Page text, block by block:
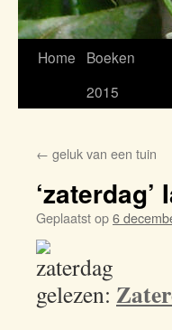
Spring
Home
Boeken
2015
← geluk van een tuin
‘zaterdag’
Geplaatst op6
gelezen: